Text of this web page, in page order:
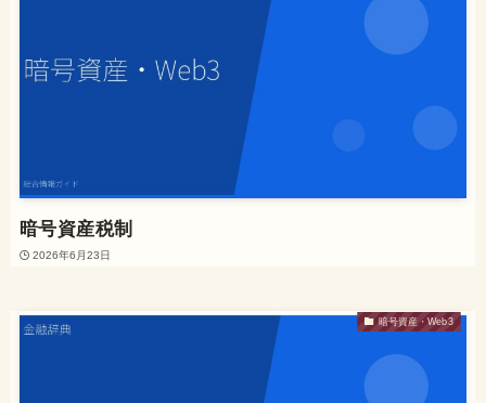
暗号資産税制
2026年6月23日
暗号資産・Web3